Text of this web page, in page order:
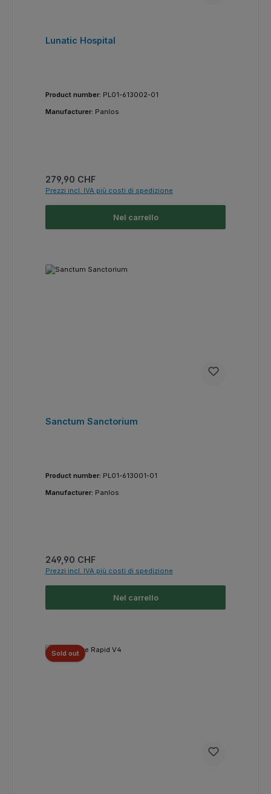
Lunatic Hospital
Product number: PL01-613002-01
Manufacturer: Panlos
Prezzo normale:
279,90 CHF
Prezzi incl. IVA più costi di spedizione
Nel carrello
Sanctum Sanctorium
Product number: PL01-613001-01
Manufacturer: Panlos
Prezzo normale:
249,90 CHF
Prezzi incl. IVA più costi di spedizione
Nel carrello
Sold out